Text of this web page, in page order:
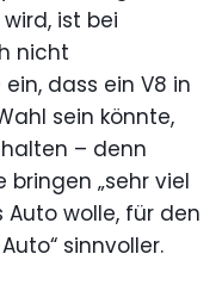
ist bei
nicht
dass ein V8 in
sein könnte,
– denn
bringen „sehr viel
Auto wolle, für den
sinnvoller.